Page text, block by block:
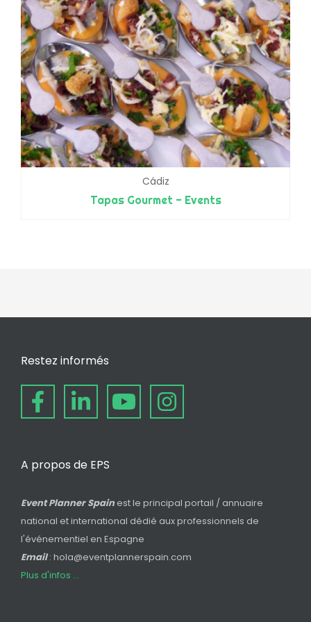
Cádiz
Tapas Gourmet - Events
Restez informés
A propos de EPS
Event Planner Spain est le principal portail / annuaire
national et international dédié aux professionnels de
l'événementiel en Espagne
Email: hola@eventplannerspain.com
Plus d'infos ...